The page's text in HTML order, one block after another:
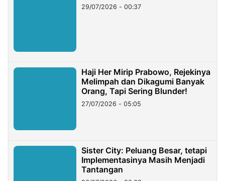
29/07/2026 - 00:37
Haji Her Mirip Prabowo, Rejekinya
Melimpah dan Dikagumi Banyak
Orang, Tapi Sering Blunder!
27/07/2026 - 05:05
Sister City: Peluang Besar, tetapi
Implementasinya Masih Menjadi
Tantangan